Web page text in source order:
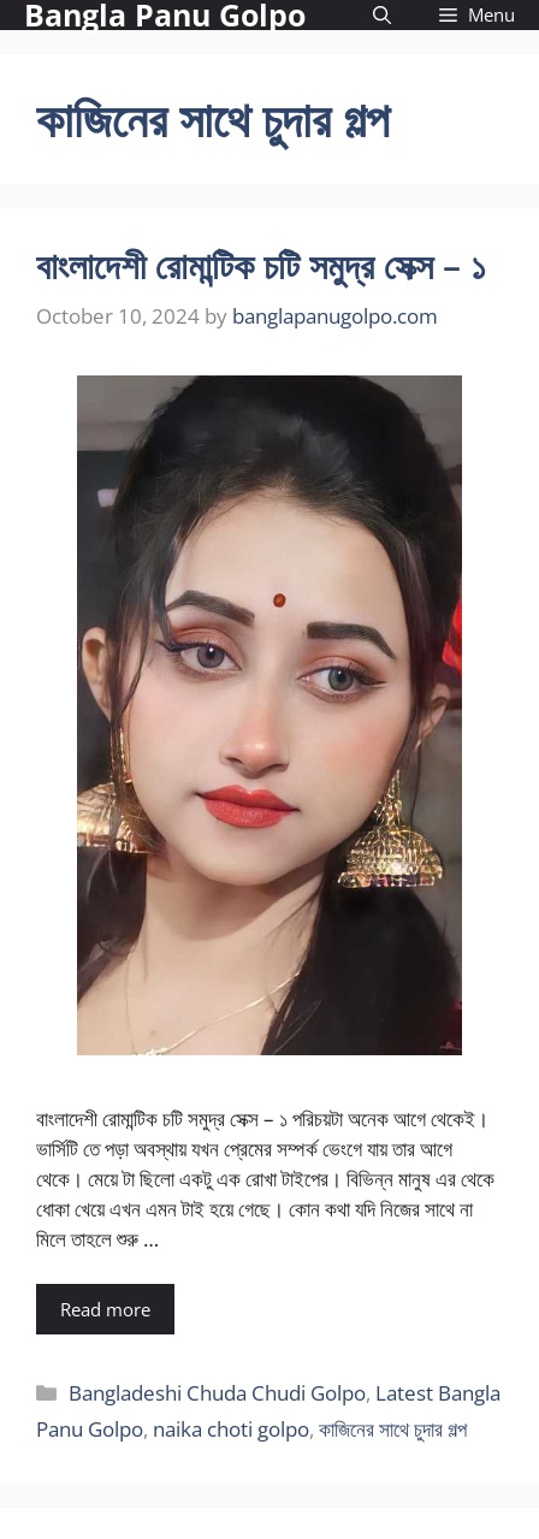
SkipBangla Panu Golpo Menu
কাজিনের সাথে চুদার গল্প
বাংলাদেশী রোমান্টিক চটি সমুদ্র সেক্স – ১
October 10, 2024 by banglapanugolpo.com
বাংলাদেশী রোমান্টিক চটি সমুদ্র সেক্স – ১ পরিচয়টা অনেক আগে থেকেই।
ভার্সিটি তে পড়া অবস্থায় যখন প্রেমের সম্পর্ক ভেংগে যায় তার আগে
থেকে। মেয়ে টা ছিলো একটু এক রোখা টাইপের। বিভিন্ন মানুষ এর থেকে
ধোকা খেয়ে এখন এমন টাই হয়ে গেছে। কোন কথা যদি নিজের সাথে না
মিলে তাহলে শুরু …
Read more
Categories
Bangladeshi Chuda Chudi Golpo, Latest Bangla
Panu Golpo, naika choti golpo, কাজিনের সাথে চুদার গল্প